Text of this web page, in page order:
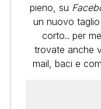
pieno, su
un nuovo
corto.. per
trovate anche
mail, baci e